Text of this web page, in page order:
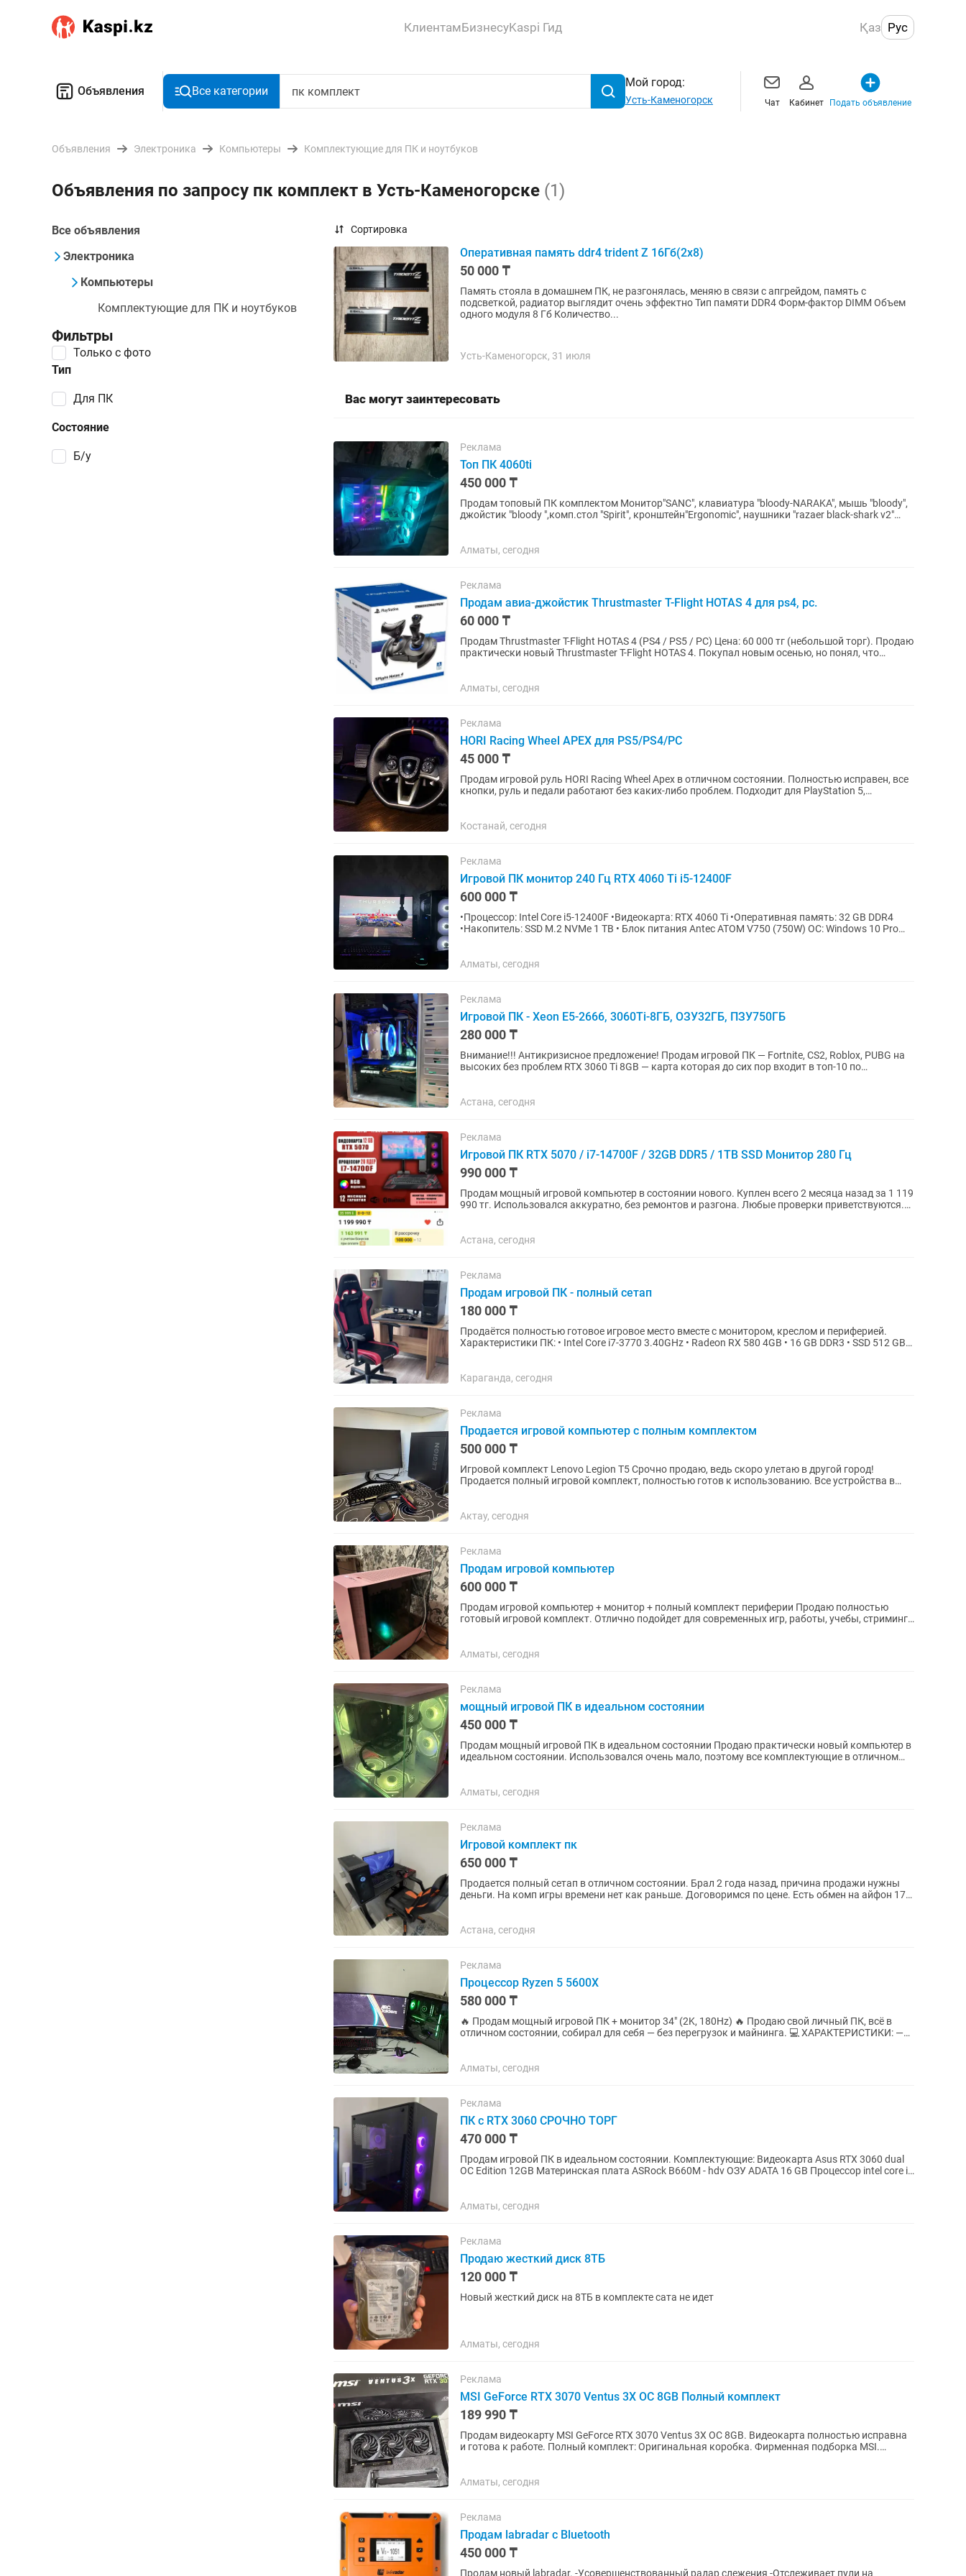
КлиентамБизнесуKaspi Гид Қаз Рус
Объявления Все категории
Мой город:
Усть-Каменогорск Чат Кабинет Подать объявление
Объявления Электроника Компьютеры Комплектующие для ПК и ноутбуков
Объявления по запросу пк комплект в Усть-Каменогорске (1)
Все объявления
Электроника
Компьютеры
Комплектующие для ПК и ноутбуков
Фильтры
Тип
для ПК
Состояние
Б/у
Только с фото
Сортировка
Оперативная память ddr4 trident Z 16Гб(2х8)
50 000 ₸
Память стояла в домашнем ПК, не разгонялась, меняю в связи с апгрейдом, память с
подсветкой, радиатор выглядит очень эффектно Тип памяти DDR4 Форм-фактор DIMM Объем
одного модуля 8 Гб Количество...
Усть-Каменогорск, 31 июля
Вас могут заинтересовать
Реклама
Топ ПК 4060ti
450 000 ₸
Продам топовый ПК комплектом Монитор"SANC", клавиатура "bloody-NARAKA", мышь "bloody",
джойстик "bloody ",комп.стол "Spirit", кронштейн"Ergonomic", наушники "razaer black-shark v2"
Алматы, сегодня
Реклама
Продам авиа-джойстик Thrustmaster T-Flight HOTAS 4 для ps4, pc.
60 000 ₸
Продам Thrustmaster T-Flight HOTAS 4 (PS4 / PS5 / PC) Цена: 60 000 тг (небольшой торг). Продаю
практически новый Thrustmaster T-Flight HOTAS 4. Покупал новым осенью, но понял, что
Алматы, сегодня
Реклама
HORI Racing Wheel APEX для PS5/PS4/PC
45 000 ₸
Продам игровой руль HORI Racing Wheel Apex в отличном состоянии. Полностью исправен, все
кнопки, руль и педали работают без каких-либо проблем. Подходит для PlayStation 5,
Костанай, сегодня
Реклама
Игровой ПК монитор 240 Гц RTX 4060 Ti i5-12400F
600 000 ₸
•Процессор: Intel Core i5-12400F •Видеокарта: RTX 4060 Ti •Оперативная память: 32 GB DDR4
•Накопитель: SSD M.2 NVMe 1 TB • Блок питания Antec ATOM V750 (750W) ОС: Windows 10 Pro
Алматы, сегодня
Реклама
Игровой ПК - Xeon E5-2666, 3060Ti-8ГБ, ОЗУ32ГБ, ПЗУ750ГБ
280 000 ₸
Внимание!!! Антикризисное предложение! Продам игровой ПК — Fortnite, CS2, Roblox, PUBG на
высоких без проблем RTX 3060 Ti 8GB — карта которая до сих пор входит в топ-10 по
Астана, сегодня
Реклама
Игровой ПК RTX 5070 / i7-14700F / 32GB DDR5 / 1TB SSD Монитор 280 Гц
990 000 ₸
Продам мощный игровой компьютер в состоянии нового. Куплен всего 2 месяца назад за 1 119
990 тг. Использовался аккуратно, без ремонтов и разгона. Любые проверки приветствуются.
Астана, сегодня
Реклама
Продам игровой ПК - полный сетап
180 000 ₸
Продаётся полностью готовое игровое место вместе с монитором, креслом и периферией.
Характеристики ПК: • Intel Core i7-3770 3.40GHz • Radeon RX 580 4GB • 16 GB DDR3 • SSD 512 GB
Караганда, сегодня
Реклама
Продается игровой компьютер с полным комплектом
500 000 ₸
Игровой комплект Lenovo Legion T5 Срочно продаю, ведь скоро улетаю в другой город!
Продается полный игровой комплект, полностью готов к использованию. Все устройства в
Актау, сегодня
Реклама
Продам игровой компьютер
600 000 ₸
Продам игровой компьютер + монитор + полный комплект периферии Продаю полностью
готовый игровой комплект. Отлично подойдет для современных игр, работы, учебы, стриминга
Алматы, сегодня
Реклама
мощный игровой ПК в идеальном состоянии
450 000 ₸
Продам мощный игровой ПК в идеальном состоянии Продаю практически новый компьютер в
идеальном состоянии. Использовался очень мало, поэтому все комплектующие в отличном
Алматы, сегодня
Реклама
Игровой комплект пк
650 000 ₸
Продается полный сетап в отличном состоянии. Брал 2 года назад, причина продажи нужны
деньги. На комп игры времени нет как раньше. Договоримся по цене. Есть обмен на айфон 17
Астана, сегодня
Реклама
Процессор Ryzen 5 5600X
580 000 ₸
🔥 Продам мощный игровой ПК + монитор 34" (2K, 180Hz) 🔥 Продаю свой личный ПК, всё в
отличном состоянии, собирал для себя — без перегрузок и майнинга. 💻 ХАРАКТЕРИСТИКИ: —
Алматы, сегодня
Реклама
ПК с RTX 3060 СРОЧНО ТОРГ
470 000 ₸
Продам игровой ПК в идеальном состоянии. Комплектующие: Видеокарта Asus RTX 3060 dual
OC Edition 12GB Материнская плата ASRock B660M - hdv ОЗУ ADATA 16 GB Процессор intel core i5
Алматы, сегодня
Реклама
Продаю жесткий диск 8ТБ
120 000 ₸
Новый жесткий диск на 8ТБ в комплекте сата не идет
Алматы, сегодня
Реклама
MSI GeForce RTX 3070 Ventus 3X OC 8GB Полный комплект
189 990 ₸
Продам видеокарту MSI GeForce RTX 3070 Ventus 3X OC 8GB. Видеокарта полностью исправна
и готова к работе. Полный комплект: Оригинальная коробка. Фирменная подборка MSI.
Алматы, сегодня
Реклама
Продам labradаr с Bluetooth
450 000 ₸
Продам новый labradar. -Усовершенствованный радар слежения -Отслеживает пули на